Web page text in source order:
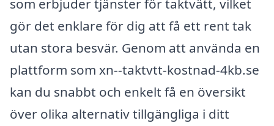
som erbjuder tjänster för taktvätt, vilket
gör det enklare för dig att få ett rent tak
utan stora besvär. Genom att använda en
plattform som xn--taktvtt-kostnad-4kb.se
kan du snabbt och enkelt få en översikt
över olika alternativ tillgängliga i ditt